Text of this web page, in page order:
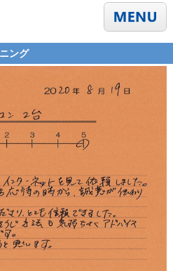
ング